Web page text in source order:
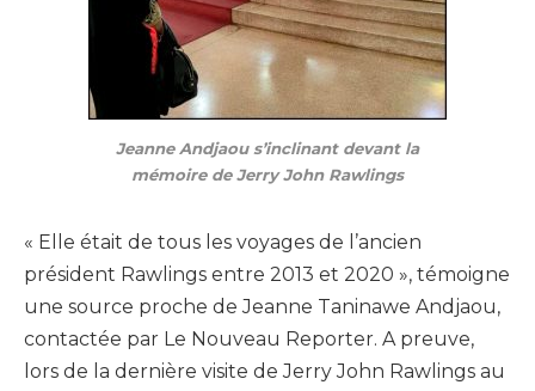
Jeanne Andjaou s’inclinant devant la
mémoire de Jerry John Rawlings
« Elle était de tous les voyages de l’ancien
président Rawlings entre 2013 et 2020 », témoigne
une source proche de Jeanne Taninawe Andjaou,
contactée par Le Nouveau Reporter. A preuve,
lors de la dernière visite de Jerry John Rawlings au